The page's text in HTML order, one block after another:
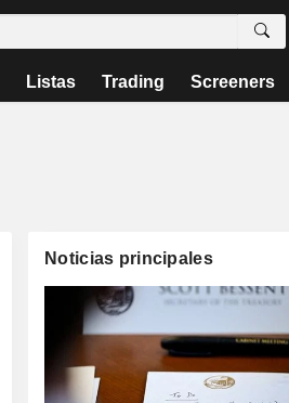
Listas Trading Screeners
Noticias principales